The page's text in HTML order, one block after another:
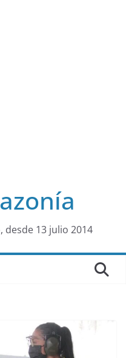
desde 13 julio 2014